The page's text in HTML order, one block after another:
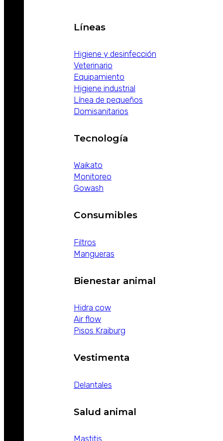
Líneas
Higiene y desinfección
Veterinario
Equipamiento
Higiene industrial
Línea de pequeños
Domisanitarios
Tecnología
Waikato
Monitoreo
Gowash
Consumibles
Filtros
Mangueras
Bienestar animal
Hidra cow
Air flow
Pisos Kraiburg
Vestimenta
Delantales
Salud animal
Mastitis